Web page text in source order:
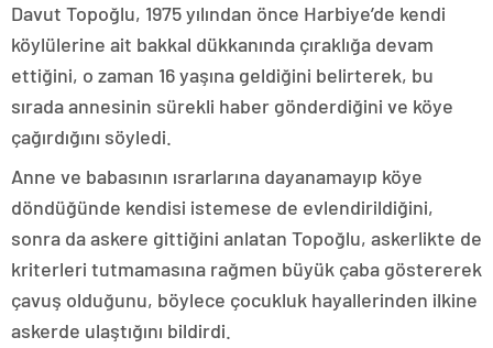
Davut Topoğlu, 1975 yılından önce Harbiye’de kendi
köylülerine ait bakkal dükkanında çıraklığa devam
ettiğini, o zaman 16 yaşına geldiğini belirterek, bu
sırada annesinin sürekli haber gönderdiğini ve köye
çağırdığını söyledi.
Anne ve babasının ısrarlarına dayanamayıp köye
döndüğünde kendisi istemese de evlendirildiğini,
sonra da askere gittiğini anlatan Topoğlu, askerlikte de
kriterleri tutmamasına rağmen büyük çaba göstererek
çavuş olduğunu, böylece çocukluk hayallerinden ilkine
askerde ulaştığını bildirdi.